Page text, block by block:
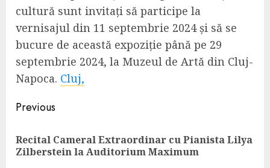
cultură sunt invitați să participe la
vernisajul din 11 septembrie 2024 și să se
bucure de această expoziție până pe 29
septembrie 2024, la Muzeul de Artă din Cluj-
Napoca. Cluj,
Continue
Reading
Previous
Recital Cameral Extraordinar cu Pianista Lilya
Zilberstein la Auditorium Maximum